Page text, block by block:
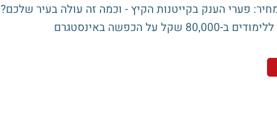
פערי הענק בקייטנות הקיץ - וכמה זה עולה בעיר שלכם?
על הכפשה באינסטגרם